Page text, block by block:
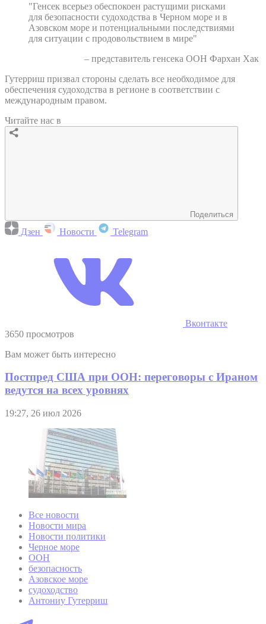
"Генсек всерьез обеспокоен растущими рисками
для безопасности судоходства в Черном море и в
Азовском море и потенциальными последствиями
для ситуации с продовольствием в мире"
– представитель генсека ООН Фархан Хак
Гутерриш призвал стороны сделать все необходимое для
обеспечения судоходства в регионе в соответствии с
международным правом.
Читайте нас в
Поделиться
Дзен Новости Telegram
Вконтакте
3650 просмотров
Вам может быть интересно
Постпред США при ООН: переговоры с Ираном
ведутся на всех уровнях
19:27, 26 июл 2026
Все новости
Новости мира
Новости политики
Черное море
ООН
безопасность
Азовское море
судоходство
Антониу Гутерриш